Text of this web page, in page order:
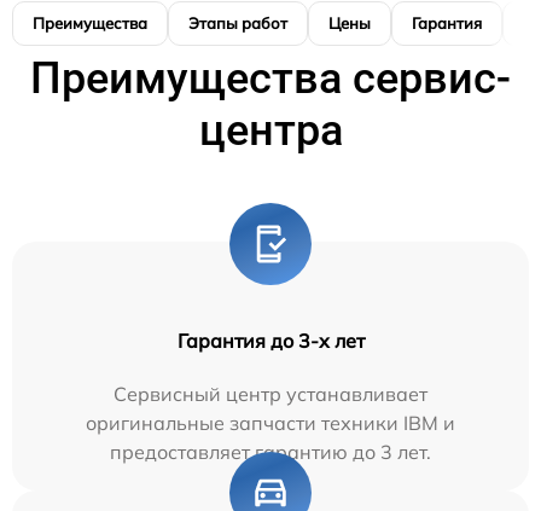
Преимущества Этапы работ Цены Гарантия
Преимущества сервис-
центра
Гарантия до 3-х лет
Сервисный центр устанавливает
оригинальные запчасти техники IBM и
предоставляет гарантию до 3 лет.